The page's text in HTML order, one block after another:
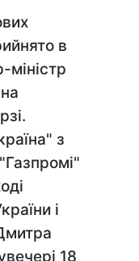
в
міністр
з
і
18